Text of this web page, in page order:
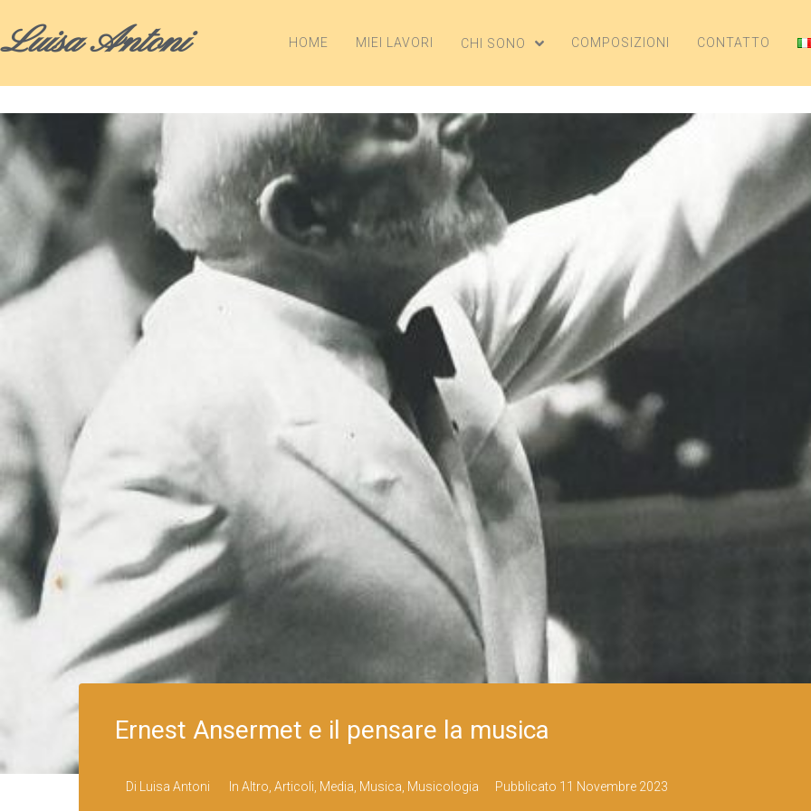
Luisa Antoni HOME MIEI LAVORI CHI SONO COMPOSIZIONI CONTATTO
Ernest Ansermet e il pensare la musica
Di Luisa Antoni In Altro Articoli Media Musica Musicologia Pubblicato 11 Novembre 2023